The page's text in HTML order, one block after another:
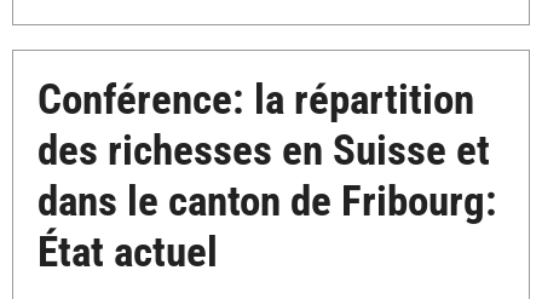
Conférence: la répartition
des richesses en Suisse et
dans le canton de Fribourg:
État actuel